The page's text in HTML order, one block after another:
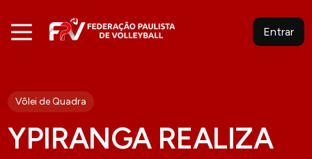
Entrar
Vôlei de Quadra
YPIRANGA REALIZA